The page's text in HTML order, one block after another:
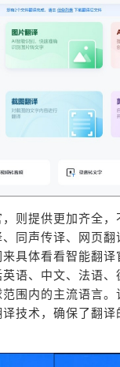
则提供更加齐全，
同声传译、网页
具体看看智能翻
语、中文、法语
围内的主流语言
技术，确保了翻